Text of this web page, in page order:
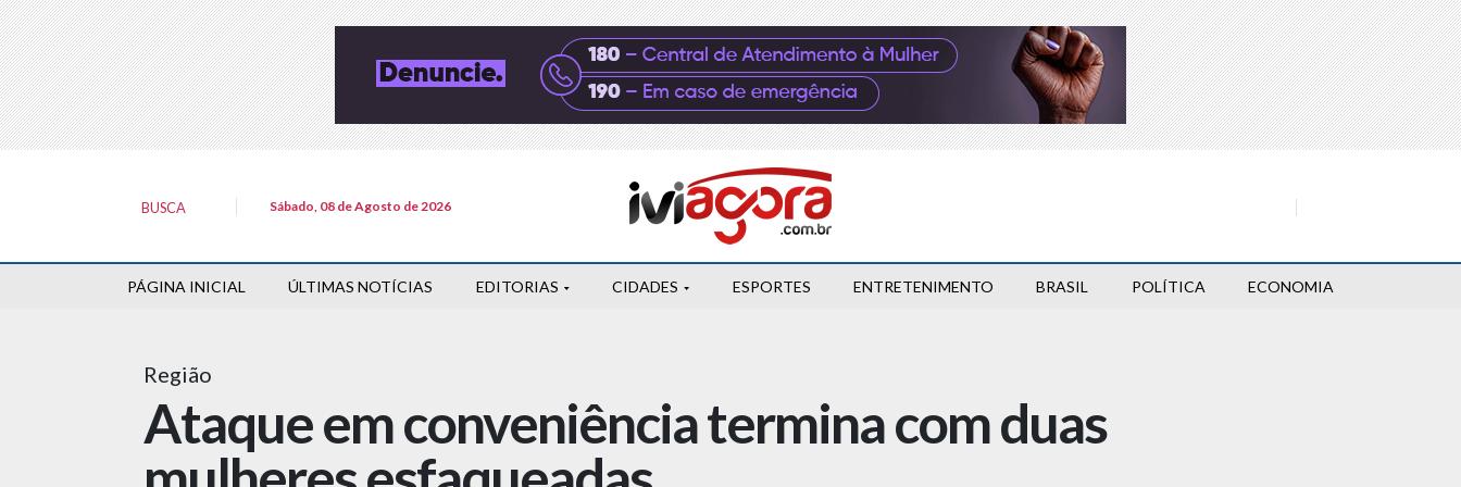
BUSCA Sábado, 08 de Agosto de 2026
PÁGINA INICIAL ÚLTIMAS NOTÍCIAS EDITORIAS CIDADES ESPORTES ENTRETENIMENTO BRASIL POLÍTICA ECONOMIA
Região
Ataque em conveniência termina com duas